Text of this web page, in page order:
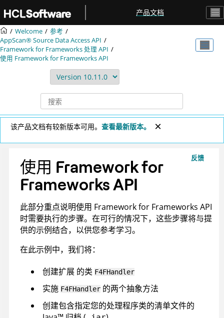
产品文档
Welcome
参考
AppScan® Source Data Access API
Framework for Frameworks 处理 API
使用 Framework for Frameworks API
该产品文档有较新版本可用。 查看最新版本。
反馈
使用 Framework for
Frameworks API
此部分重点说明使用 Framework for Frameworks API
时需要执行的步骤。在可行的情况下，这些步骤将与提
供的示例结合，以供您参考学习。
在此示例中，我们将：
创建扩展 的类 F4FHandler
实施 F4FHandler 的两个抽象方法
创建包含指定您的处理程序类的清单文件的